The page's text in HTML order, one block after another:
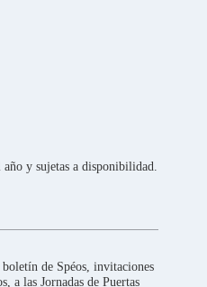
y sujetas a disponibilidad.
de Spéos, invitaciones
a las Jornadas de Puertas